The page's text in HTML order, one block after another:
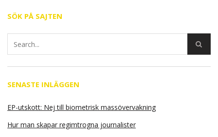
SÖK PÅ SAJTEN
SENASTE INLÄGGEN
EP-utskott: Nej till biometrisk massövervakning
Hur man skapar regimtrogna journalister